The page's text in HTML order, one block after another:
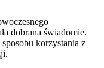
dobrana świadomie.
korzystania z